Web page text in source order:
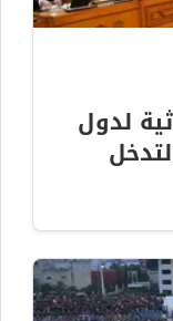
لدول